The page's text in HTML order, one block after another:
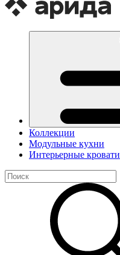
Коллекции
Модульные кухни
Интерьерные кровати